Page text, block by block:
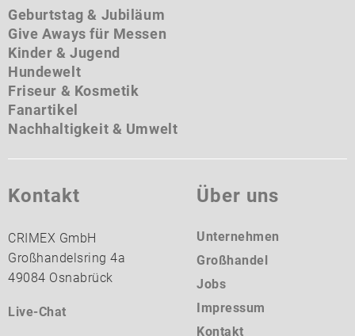
Geburtstag & Jubiläum
Give Aways für Messen
Kinder & Jugend
Hundewelt
Friseur & Kosmetik
Fanartikel
Nachhaltigkeit & Umwelt
Kontakt
CRIMEX GmbH
Großhandelsring 4a
49084 Osnabrück
Live-Chat
Über uns
Unternehmen
Großhandel
Jobs
Impressum
Kontakt